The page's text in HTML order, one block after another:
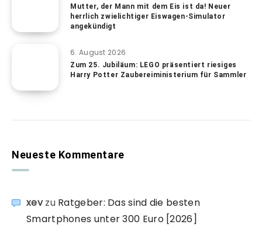
Mutter, der Mann mit dem Eis ist da! Neuer
herrlich zwielichtiger Eiswagen-Simulator
angekündigt
6. August 2026
Zum 25. Jubiläum: LEGO präsentiert riesiges
Harry Potter Zaubereiministerium für Sammler
Neueste Kommentare
xevzu Ratgeber: Das sind die besten
Smartphones unter 300 Euro [2026]